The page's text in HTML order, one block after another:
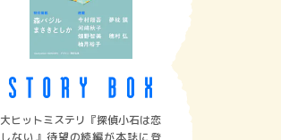
大ヒットミステリ『探偵小石は恋
しない』待望の続編が本誌に登